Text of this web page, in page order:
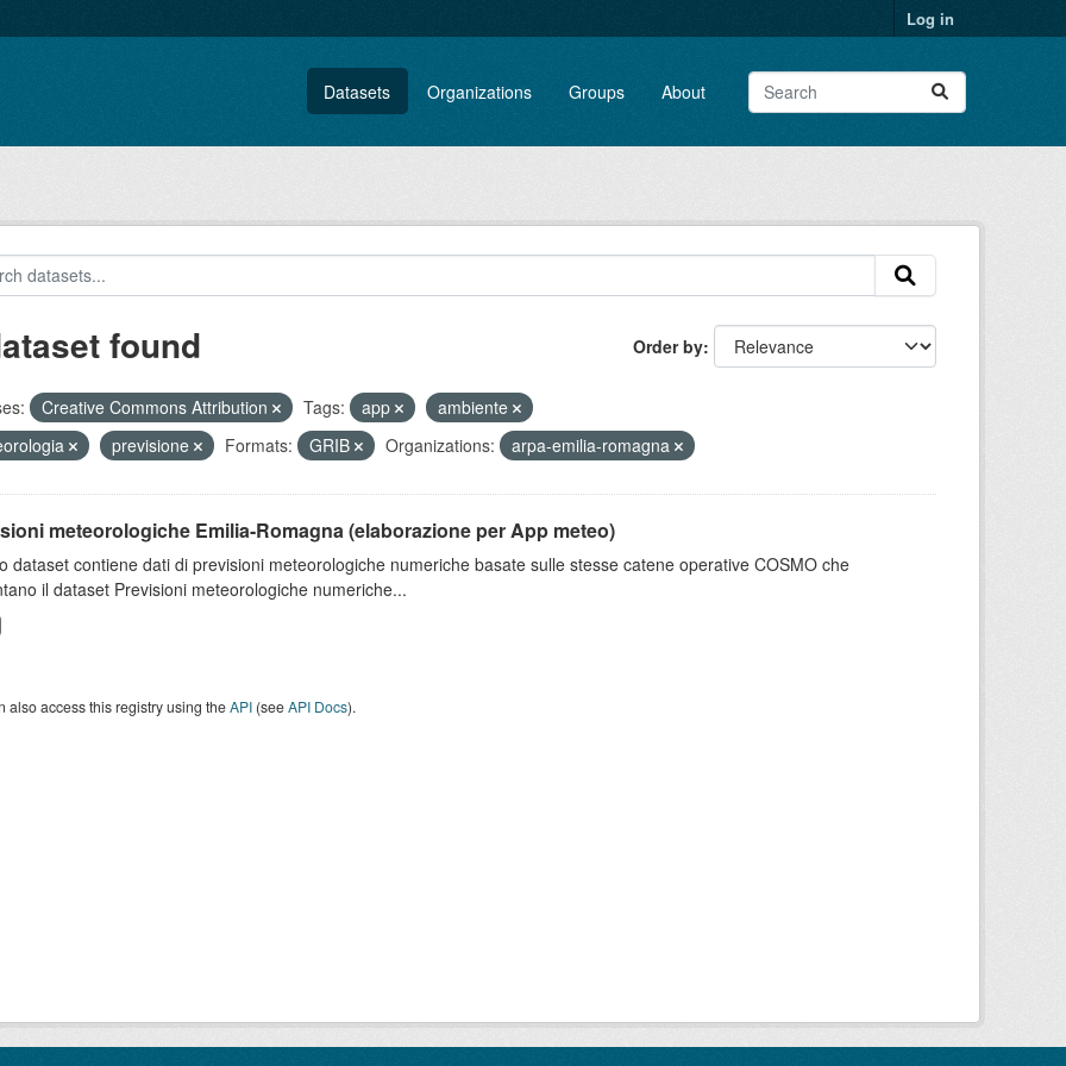
Log in
Datasets Organizations Groups About
Order by
found
Creative Commons Attribution Tags: app
ambiente
previsione Formats: GRIB Organizations: arpa-emilia-romagna
meteorologiche Emilia-Romagna (elaborazione per App meteo)
dataset contiene dati di previsioni meteorologiche numeriche basate sulle stesse catene operative COSMO che
il dataset Previsioni meteorologiche numeriche...
also access this registry using theAPI(seeAPI Docs).